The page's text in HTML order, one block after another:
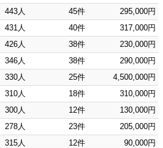
443人 45件
295,000円
431人 40件
317,000円
426人 38件
230,000円
346人 38件
290,000円
330人 25件
4,500,000円
310人 18件
310,000円
300人 12件
130,000円
278人 23件
205,000円
315人 12件
90,000円